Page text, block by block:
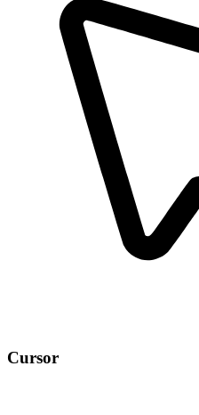
Cursor